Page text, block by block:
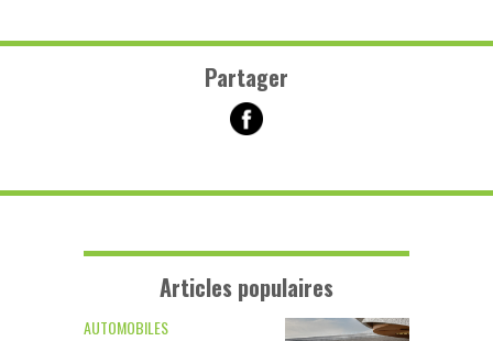
Partager
Articles populaires
AUTOMOBILES